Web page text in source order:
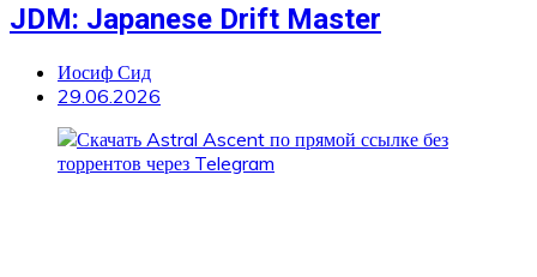
JDM: Japanese Drift Master
Иосиф Сид
29.06.2026